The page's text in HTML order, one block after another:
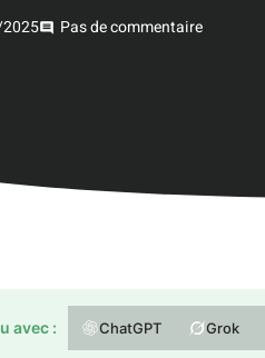
Pas de commentaire
avec : ChatGPT Grok